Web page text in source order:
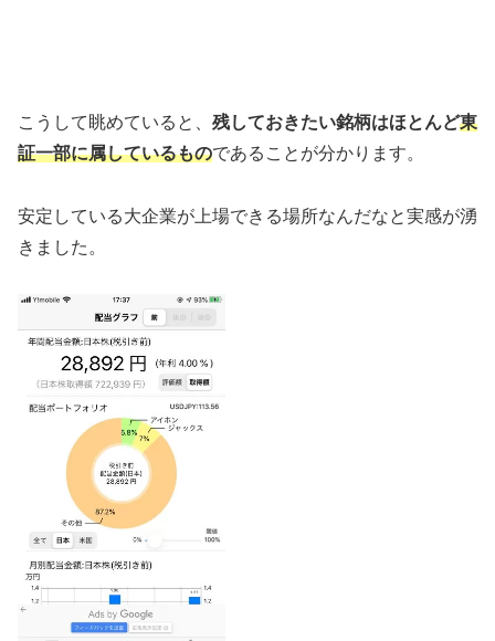
こうして眺めていると、 残しておきたい銘柄はほとんど東
証一部に属しているものであることが分かります。
安定している大企業が上場できる場所なんだなと実感が湧
きました。